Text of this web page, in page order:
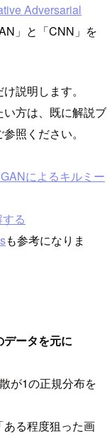
Adversarial
」と「CNN」を
説明します。
方は、既に解説ブ
照ください。
によるキルミー
る
も参考になりま
ータを元に
が1の正規分布を
る程度狙った画